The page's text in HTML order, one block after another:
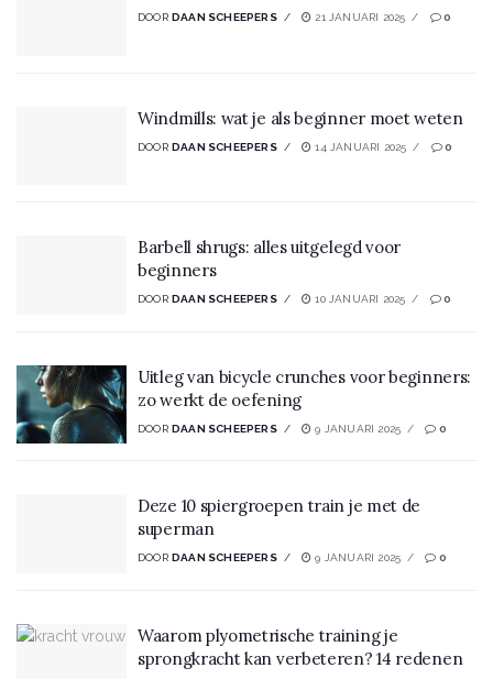
DOOR DAAN SCHEEPERS 21 JANUARI 2025 0
Windmills: wat je als beginner moet weten
DOOR DAAN SCHEEPERS 14 JANUARI 2025 0
Barbell shrugs: alles uitgelegd voor
beginners
DOOR DAAN SCHEEPERS 10 JANUARI 2025 0
Uitleg van bicycle crunches voor beginners:
zo werkt de oefening
DOOR DAAN SCHEEPERS 9 JANUARI 2025 0
Deze 10 spiergroepen train je met de
superman
DOOR DAAN SCHEEPERS 9 JANUARI 2025 0
Waarom plyometrische training je
sprongkracht kan verbeteren? 14 redenen